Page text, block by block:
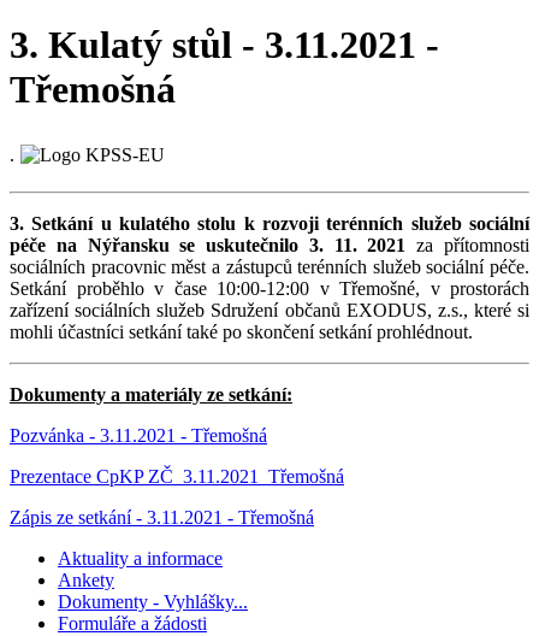
3. Kulatý stůl - 3.11.2021 -
Třemošná
.
3. Setkání u kulatého stolu k rozvoji terénních služeb sociální
péče na Nýřanskuse uskutečnilo 3. 11. 2021
za přítomnosti
sociálních pracovnic měst a zástupců terénních služeb sociální péče.
Setkání proběhlo v čase 10:00-12:00 v Třemošné, v prostorách
zařízení sociálních služeb Sdružení občanů EXODUS, z.s., které si
mohli účastníci setkání také po skončení setkání prohlédnout.
Dokumenty a materiály ze setkání:
Pozvánka - 3.11.2021 - Třemošná
Prezentace CpKP ZČ_3.11.2021_Třemošná
Zápis ze setkání - 3.11.2021 - Třemošná
Aktuality a informace
Ankety
Dokumenty - Vyhlášky...
Formuláře a žádosti